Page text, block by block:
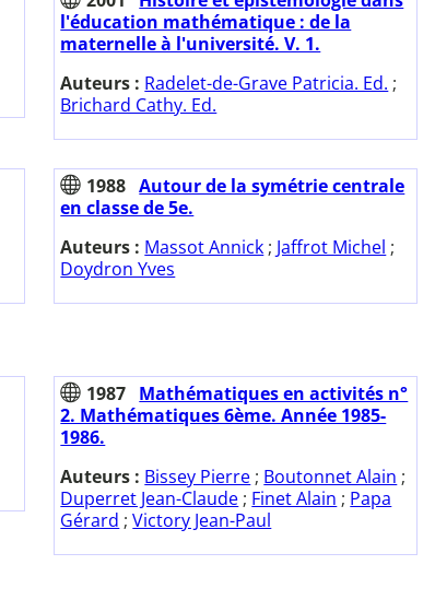
l'éducation mathématique : de la
maternelle à l'université. V. 1.
Auteurs : Radelet-de-Grave Patricia. Ed. ;
Brichard Cathy. Ed.
1988 Autour de la symétrie centrale
en classe de 5e.
Auteurs : Massot Annick ; Jaffrot Michel ;
Doydron Yves
1987 Mathématiques en activités n°
2. Mathématiques 6ème. Année 1985-
1986.
Auteurs : Bissey Pierre ; Boutonnet Alain ;
Duperret Jean-Claude ; Finet Alain ; Papa
Gérard ;Victory Jean-Paul